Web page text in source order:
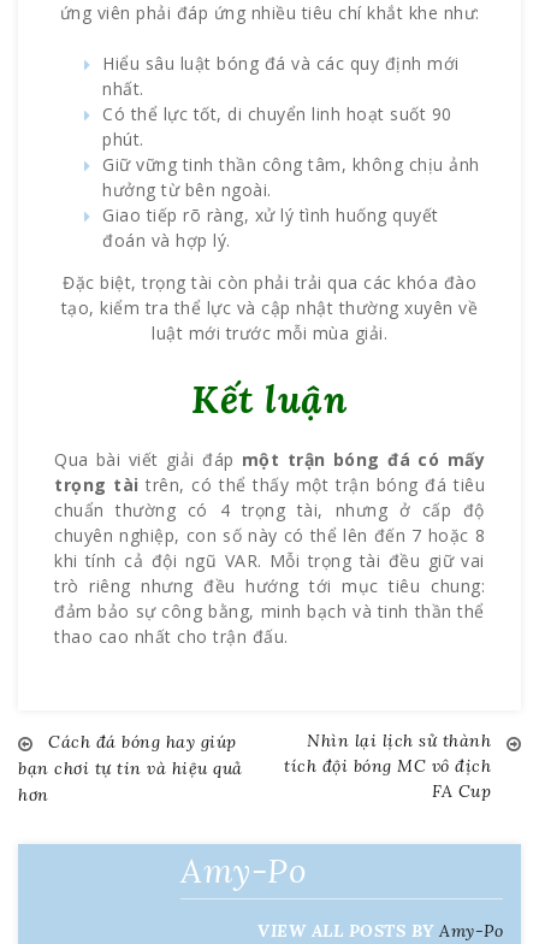
ứng viên phải đáp ứng nhiều tiêu chí khắt khe như:
Hiểu sâu luật bóng đá và các quy định mới
nhất.
Có thể lực tốt, di chuyển linh hoạt suốt 90
phút.
Giữ vững tinh thần công tâm, không chịu ảnh
hưởng từ bên ngoài.
Giao tiếp rõ ràng, xử lý tình huống quyết
đoán và hợp lý.
Đặc biệt, trọng tài còn phải trải qua các khóa đào
tạo, kiểm tra thể lực và cập nhật thường xuyên về
luật mới trước mỗi mùa giải.
Kết luận
Qua bài viết giải đáp một trận bóng đá có mấy
trọng tài trên, có thể thấy một trận bóng đá tiêu
chuẩn thường có 4 trọng tài, nhưng ở cấp độ
chuyên nghiệp, con số này có thể lên đến 7 hoặc 8
khi tính cả đội ngũ VAR. Mỗi trọng tài đều giữ vai
trò riêng nhưng đều hướng tới mục tiêu chung:
đảm bảo sự công bằng, minh bạch và tinh thần thể
thao cao nhất cho trận đấu.
Điều
hướng
Cách đá bóng hay giúp
bạn chơi tự tin và hiệu quả
hơn
Nhìn lại lịch sử thành
tích đội bóng MC vô địch
FA Cup
Amy-Po
VIEW ALL POSTS BY Amy-Po